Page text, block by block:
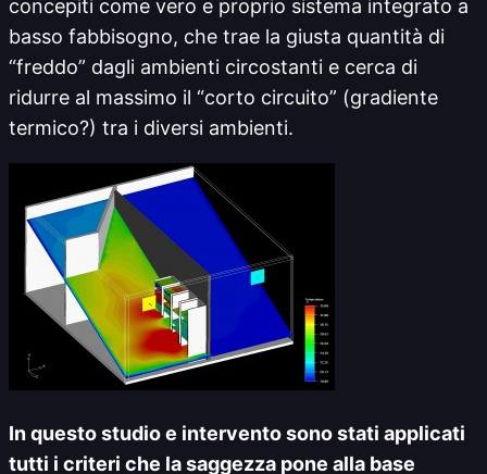
concepiti come vero e proprio sistema integrato a
basso fabbisogno, che trae la giusta quantità di
“freddo” dagli ambienti circostanti e cerca di
ridurre al massimo il “corto circuito” (gradiente
termico?) tra i diversi ambienti.
In questo studio e intervento sono stati applicati
tutti i criteri che la saggezza pone alla base